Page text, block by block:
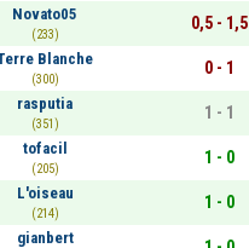
Novato05
(233)
0,5 - 1,5
Blanche
(300)
0 - 1
rasputia
(351)
1 - 1
tofacil
(205)
1 - 0
L'oiseau
(214)
1 - 0
gianbert